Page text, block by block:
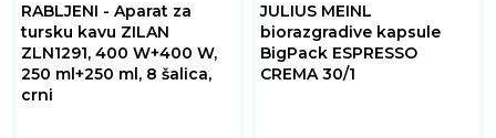
RABLJENI - Aparat za
tursku kavu ZILAN
ZLN1291, 400 W+400 W,
250 ml+250 ml, 8 šalica,
crni
JULIUS MEINL
biorazgradive kapsule
BigPack ESPRESSO
CREMA 30/1